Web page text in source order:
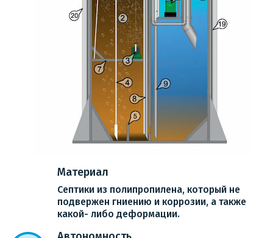
Материал
Септики из полипропилена, который не
подвержен гниению и коррозии, а также
какой- либо деформации.